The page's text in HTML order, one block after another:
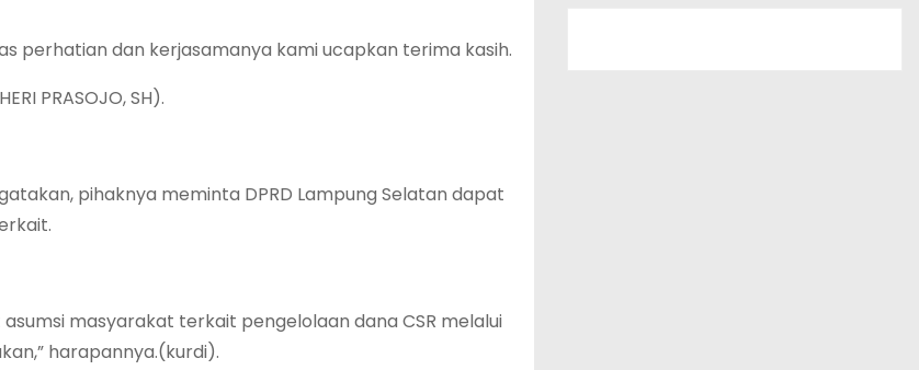
perhatian dan kerjasamanya kami ucapkan terima kasih.
PRASOJO, SH).
pihaknya meminta DPRD Lampung Selatan dapat
masyarakat terkait pengelolaan dana CSR melalui
harapannya.(kurdi).